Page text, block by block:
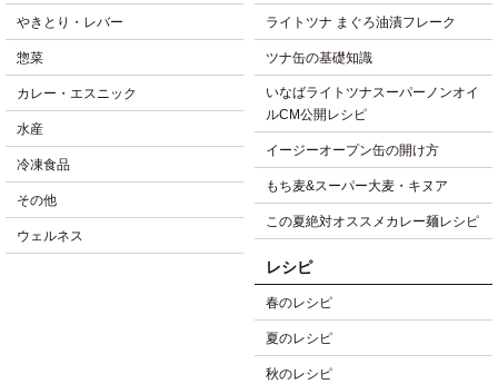
やきとり・レバー
惣菜
カレー・エスニック
水産
冷凍食品
その他
ウェルネス
ライトツナ まぐろ油漬フレーク
ツナ缶の基礎知識
いなばライトツナスーパーノンオイ
ルCM公開レシピ
イージーオープン缶の開け方
もち麦&スーパー大麦・キヌア
この夏絶対オススメカレー麺レシピ
レシピ
春のレシピ
夏のレシピ
秋のレシピ